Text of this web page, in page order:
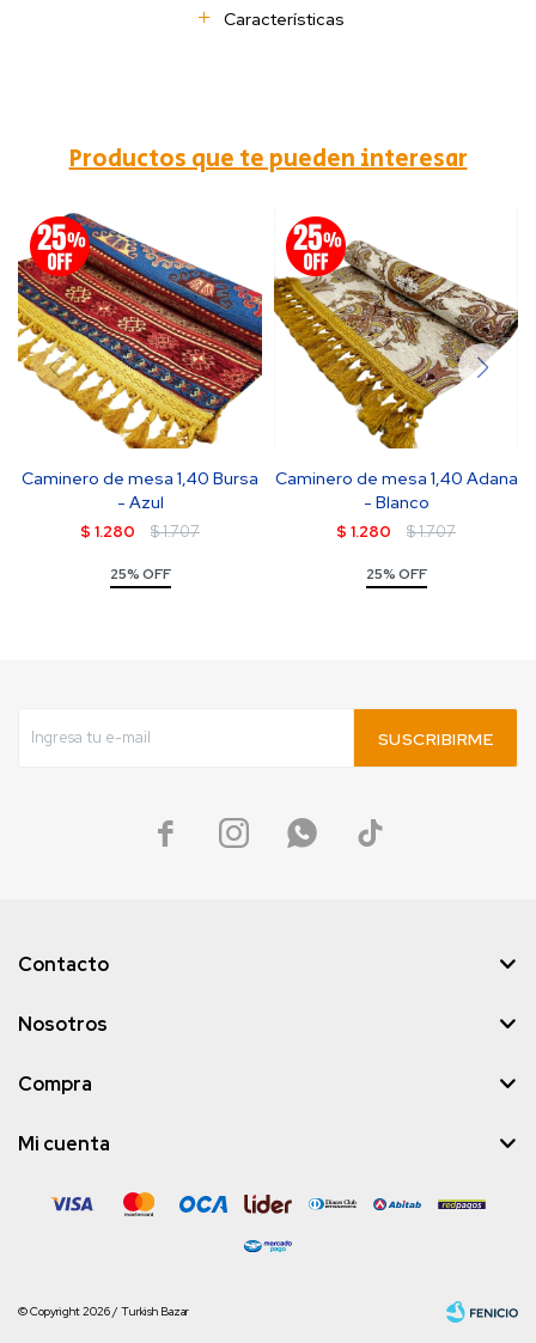
Características
Productos que te pueden interesar
Caminero de mesa 1,40 Bursa
- Azul
$ 1.280 $1.707
25% OFF
Caminero de mesa 1,40 Adana
- Blanco
$ 1.280 $1.707
25% OFF
SUSCRIBIRME
   
Contacto
Nosotros
Compra
Mi cuenta
© Copyright 2026 / Turkish Bazar